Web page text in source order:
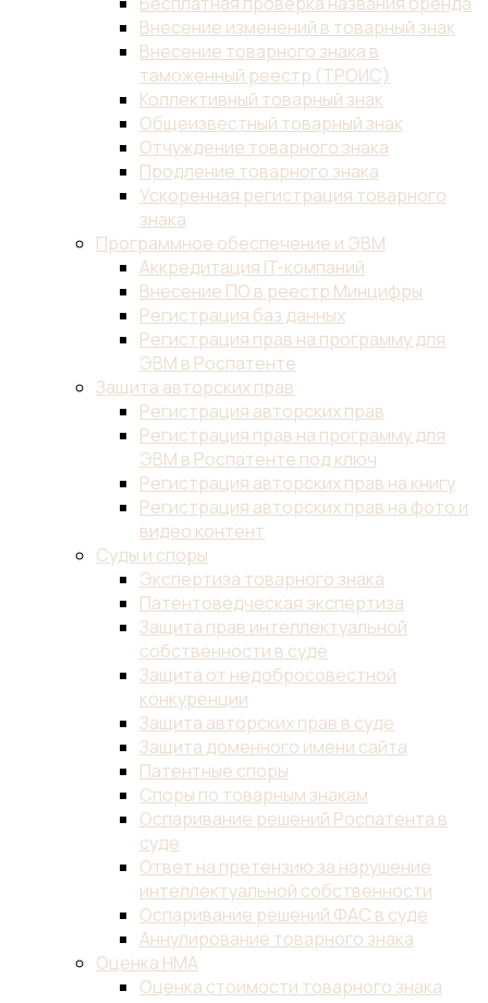
Внесение изменений в товарный знак
Внесение товарного знака в
таможенный реестр (ТРОИС)
Коллективный товарный знак
Общеизвестный товарный знак
Отчуждение товарного знака
Продление товарного знака
Ускоренная регистрация товарного
знака
Программное обеспечение и ЭВМ
Аккредитация IT-компаний
Внесение ПО в реестр Минцифры
Регистрация баз данных
Регистрация прав на программу для
ЭВМ в Роспатенте
Защита авторских прав
Регистрация авторских прав
Регистрация прав на программу для
ЭВМ в Роспатенте под ключ
Регистрация авторских прав на книгу
Регистрация авторских прав на фото и
видео контент
Суды и споры
Экспертиза товарного знака
Патентоведческая экспертиза
Защита прав интеллектуальной
собственности в суде
Защита от недобросовестной
конкуренции
Защита авторских прав в суде
Защита доменного имени сайта
Патентные споры
Споры по товарным знакам
Оспаривание решений Роспатента в
суде
Ответ на претензию за нарушение
интеллектуальной собственности
Оспаривание решений ФАС в суде
Аннулирование товарного знака
Оценка НМА
Оценка стоимости товарного знака